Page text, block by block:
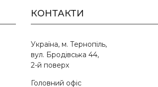
КОНТАКТИ
Україна, м. Тернопіль,
вул. Бродівська 44,
2-й поверх
Головний офіс